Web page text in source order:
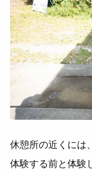
休憩所の近くには
体験する前と体験